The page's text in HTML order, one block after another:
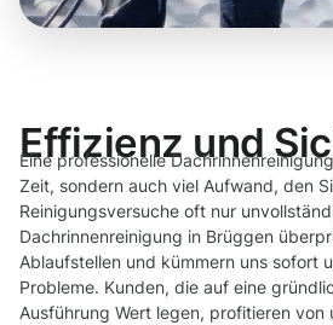
Effizienz und
Eine professionelle
Zeit, sondern auch viel Aufwand, den
Reinigungsversuche oft nur
Dachrinnenreinigung in Brüggen
Ablaufstellen und kümmern uns sofort
Probleme. Kunden, die auf eine
Ausführung Wert legen, profitieren von